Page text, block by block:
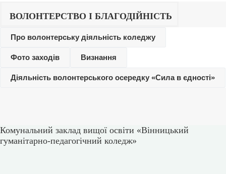
ВОЛОНТЕРСТВО І БЛАГОДІЙНІСТЬ
Про волонтерську діяльність коледжу
Фото заходів Визнання
Діяльність волонтерського осередку «Сила в єдності»
Комунальний заклад вищої освіти «Вінницький
гуманітарно-педагогічний коледж»